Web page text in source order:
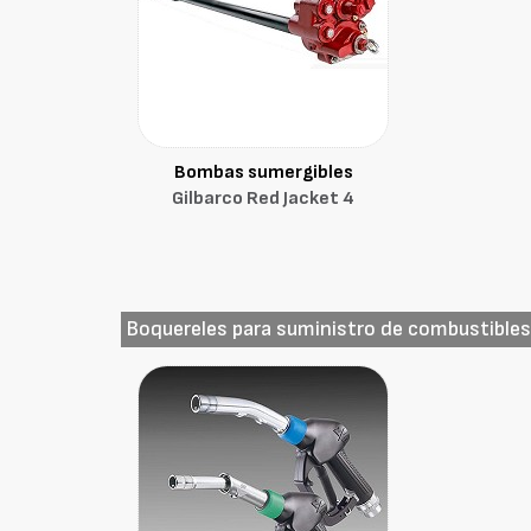
Bombas sumergibles
Gilbarco Red Jacket 4
Boquereles para suministro de combustibles